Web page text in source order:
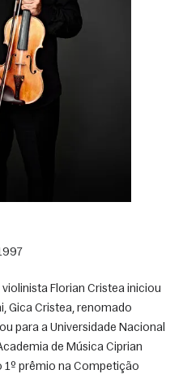
Florian Cristea iniciou
Gica Cristea, renomado
para a Universidade Nacional
de Música Ciprian
prêmio na Competição